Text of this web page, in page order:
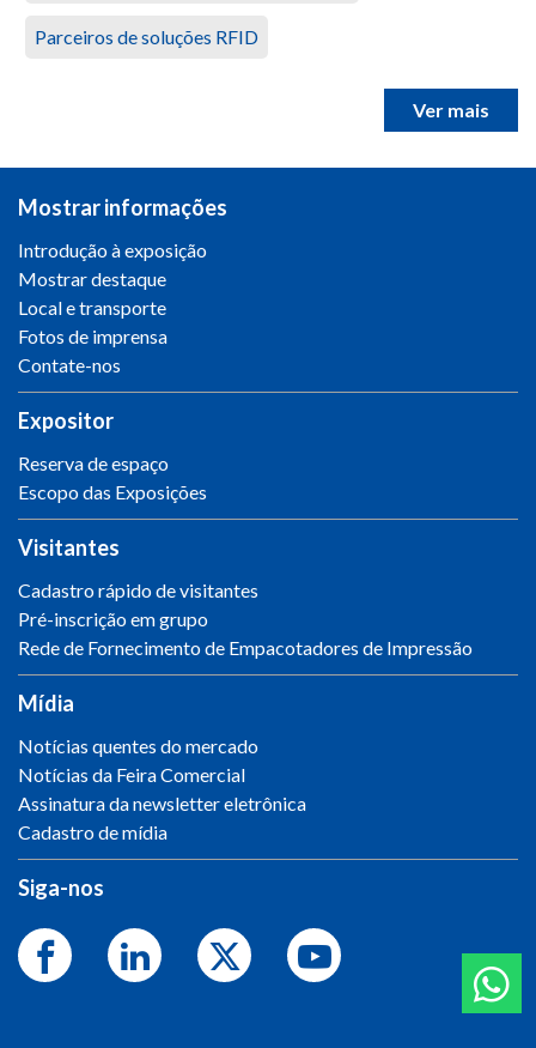
Parceiros de soluções RFID
Ver mais
Mostrar informações
Introdução à exposição
Mostrar destaque
Local e transporte
Fotos de imprensa
Contate-nos
Expositor
Reserva de espaço
Escopo das Exposições
Visitantes
Cadastro rápido de visitantes
Pré-inscrição em grupo
Rede de Fornecimento de Empacotadores de Impressão
Mídia
Notícias quentes do mercado
Notícias da Feira Comercial
Assinatura da newsletter eletrônica
Cadastro de mídia
Siga-nos